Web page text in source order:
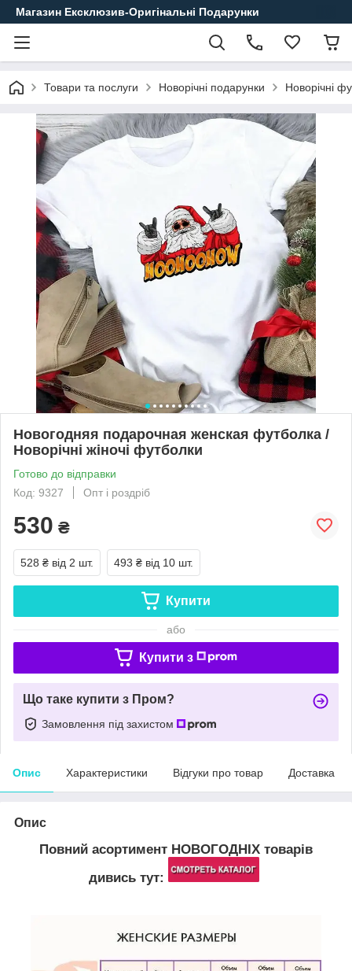
Магазин Ексклюзив-Оригінальні Подарунки
Товари та послуги Новорічні подарунки Новорічні
Новогодняя подарочная женская футболка /
Новорічні жіночі футболки
Готово до відправки
Код: 9327
Опт і роздріб
530 ₴
528 ₴ від 2 шт. 493 ₴ від 10 шт.
Купити
або
Купити з
Що таке купити з Пром?
Замовлення під захистом
Опис Характеристики Відгуки про товар Доставка
Опис
Повний асортимент НОВОГОДНІХ товарів
дивись тут: